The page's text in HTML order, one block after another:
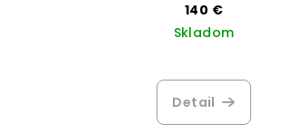
140 €
Skladom
Detail